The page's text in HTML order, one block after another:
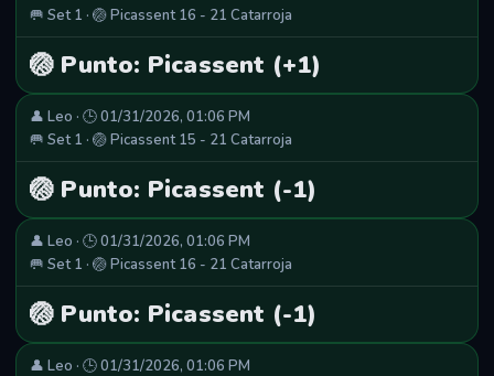
🥅 Set 1 · 🏐 Picassent 16 - 21 Catarroja
🏐 Punto: Picassent (+1)
👤 Leo · 🕒 01/31/2026, 01:06 PM
🥅 Set 1 · 🏐 Picassent 15 - 21 Catarroja
🏐 Punto: Picassent (-1)
👤 Leo · 🕒 01/31/2026, 01:06 PM
🥅 Set 1 · 🏐 Picassent 16 - 21 Catarroja
🏐 Punto: Picassent (-1)
👤 Leo · 🕒 01/31/2026, 01:06 PM